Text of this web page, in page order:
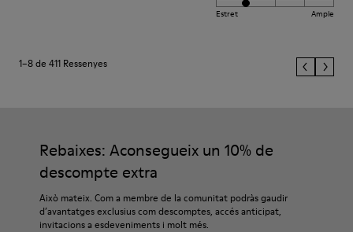
Estret Ample
1–8 de 411 Ressenyes
Rebaixes: Aconsegueix un 10% de
descompte extra
Això mateix. Com a membre de la comunitat podràs gaudir
d’avantatges exclusius com descomptes, accés anticipat,
invitacions a esdeveniments i molt més.